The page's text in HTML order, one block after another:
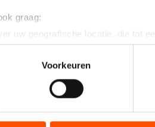
graag:
uw geografische locatie, die tot
door het actief te scannen op
gegevens worden verwerkt
of intrekken in de
over uw gebruik van onze site
Voorkeuren